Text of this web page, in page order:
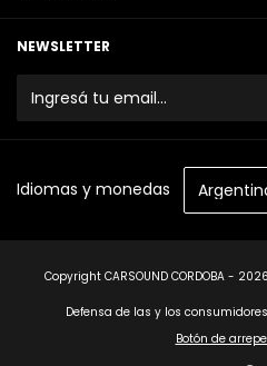
NEWSLETTER
Idiomas y monedas
Copyright CARSOUND CORDOBA -
Defensa de las y los
Botón de